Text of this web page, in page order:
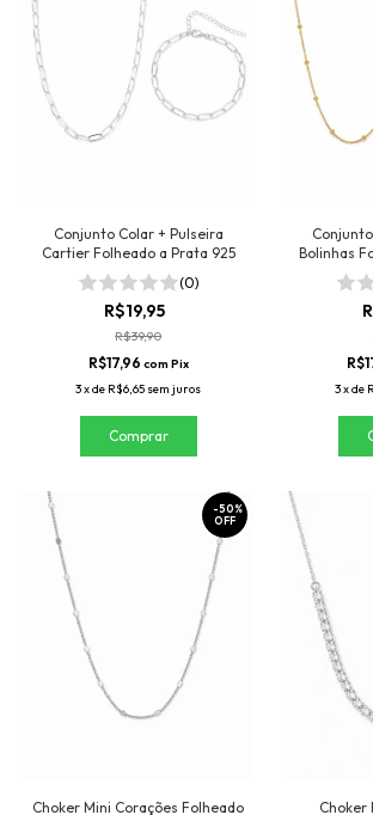
Conjunto Colar + Pulseira
Cartier Folheado a Prata 925
(0)
R$19,95
R$39,90
R$17,96 com Pix
3xde R$6,65 sem juros
Bolinhas
3xde
Choker Mini Corações Folheado
-50%
OFF
Choker